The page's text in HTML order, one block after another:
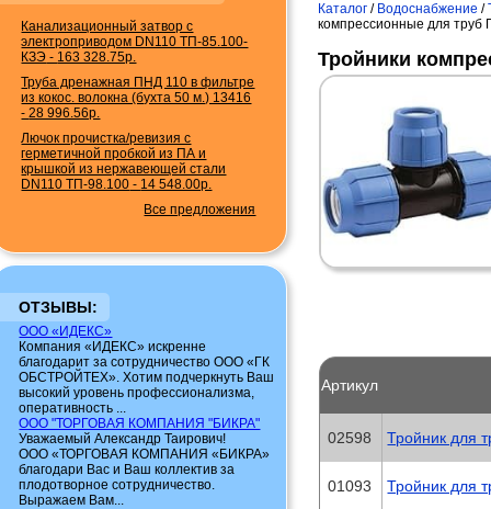
Канализационный затвор с
электроприводом DN110 ТП-85.100-
КЗЭ - 163 328.75р.
Труба дренажная ПНД 110 в фильтре
из кокос. волокна (бухта 50 м.) 13416
-28 996.56р.
Лючок прочистка/ревизия с
герметичной пробкой из ПА и
крышкой из нержавеющей стали
DN110 ТП-98.100 - 14 548.00р.
Все предложения
ОТЗЫВЫ:
ООО «ИДЕКС»
Компания «ИДЕКС» искренне
благодарит за сотрудничество ООО «ГК
ОБСТРОЙТЕХ». Хотим подчеркнуть Ваш
высокий уровень профессионализма,
оперативность ...
ООО "ТОРГОВАЯ КОМПАНИЯ "БИКРА"
Уважаемый Александр Таирович!
ООО «ТОРГОВАЯ КОМПАНИЯ «БИКРА»
благодари Вас и Ваш коллектив за
плодотворное сотрудничество.
Выражаем Вам...
Каталог / Водоснабжение /
компрессионные для труб
Тройники
Артикул
02598 Тройник для
01093 Тройник для